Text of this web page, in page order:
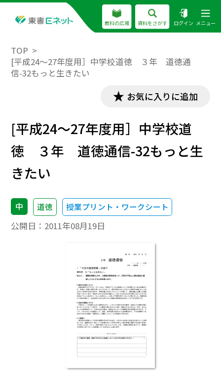
教科の広場 資料をさがす ログイン メニュー
TOP
[平成24～27年度用］中学校道徳 ３年 道徳通
信-32もっと生きたい
お気に入りに追加
[平成24～27年度用］中学校道
徳 ３年 道徳通信-32もっと生
きたい
中 道徳 授業プリント・ワークシート
公開日： 2011年08月19日